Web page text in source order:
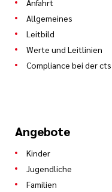
Anfahrt
Allgemeines
Leitbild
Werte und Leitlinien
Compliance bei der cts
Angebote
Kinder
Jugendliche
Familien